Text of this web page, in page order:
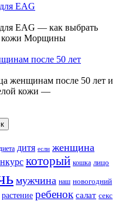
EAG
EAG — как выбрать
кожи Морщины
после 50 лет
женщинам после 50 лет и
кожи —
дитя если женщина
который кошка лицо
мужчина наш новогодний
растение ребенок салат секс